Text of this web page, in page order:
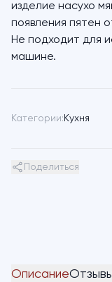
изделие насухо
появления пятен
Не подходит для
машине.
Категории: Кухня
Поделиться
Описание